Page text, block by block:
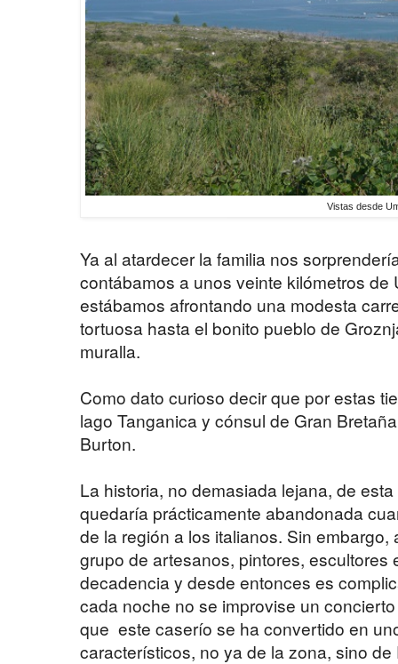
Vistas desde
Ya al atardecer la familia nos
contábamos a unos veinte kilómetros
estábamos afrontando una modesta
tortuosa hasta el bonito pueblo de
muralla.
Como dato curioso decir que por estas
lago Tanganica y cónsul de Gran
Burton.
La historia, no demasiada lejana, de
quedaría prácticamente abandonada
de la región a los italianos. Sin
grupo de artesanos, pintores, escultores
decadencia y desde entonces es
cada noche no se improvise un
que este caserío se ha convertido en
característicos, no ya de la zona, sino de